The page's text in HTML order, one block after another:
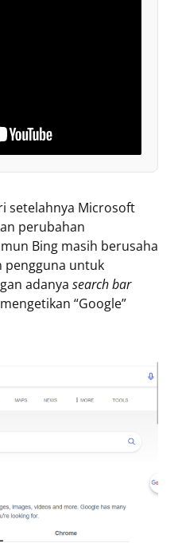
setelahnya Microsoft
perubahan
Bing masih berusaha
pengguna untuk
adanya search bar
“Google”